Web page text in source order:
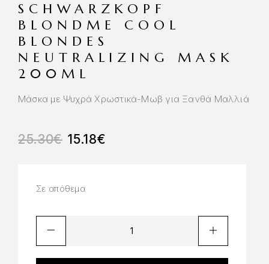
SCHWARZKOPF
BLONDME COOL
BLONDES
NEUTRALIZING MASK
200ML
Μάσκα με Ψυχρά Χρωστικά-Μωβ για Ξανθά Μαλλιά
25.30€ 15.18€
Σε απόθεμα